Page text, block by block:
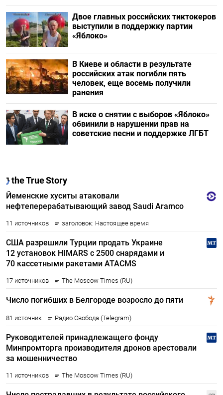
Двое главных российских тиктокеров
выступили в поддержку партии
«Яблоко»
В Киеве и области в результате
российских атак погибли пять
человек, еще восемь получили
ранения
В иске о снятии с выборов «Яблоко»
обвинили в нарушении прав на
советские песни и поддержке ЛГБТ